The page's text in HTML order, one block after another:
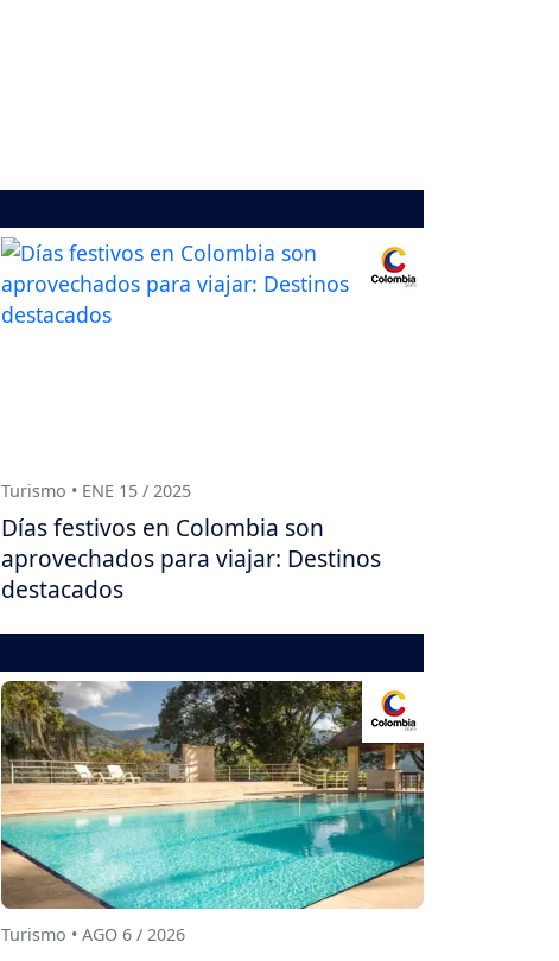
Turismo • ENE 15 / 2025
Días festivos en Colombia son
aprovechados para viajar: Destinos
destacados
Turismo • AGO 6 / 2026